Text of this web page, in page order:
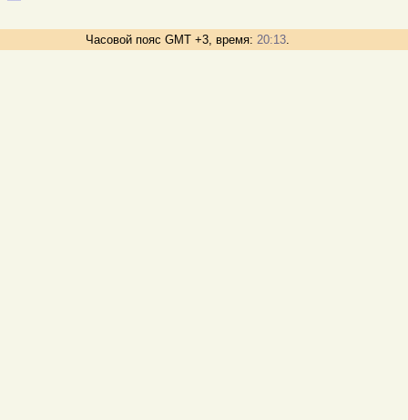
Часовой пояс GMT +3, время: 20:13.